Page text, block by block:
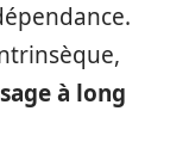
à long